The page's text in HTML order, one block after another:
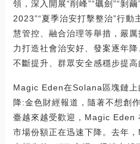
領，深入開展“削峰”“礪劍”“剝
2023”“夏季治安打擊整治”行動
慧管控、融合治理等舉措，嚴
力打造社會治安好、發案逐年
不斷提升、群眾安全感穩步提高
Magic Eden在Solana區塊鏈
降:金色財經報道，隨著不想創
臺越來越受歡迎，Magic
市場份額正在迅速下降。去年